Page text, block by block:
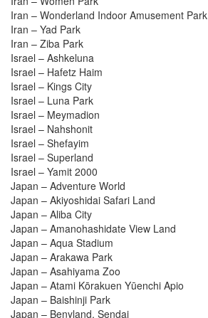
Iran – Wonderland Indoor Amusement Park
Iran – Yad Park
Iran – Ziba Park
Israel – Ashkeluna
Israel – Hafetz Haim
Israel – Kings City
Israel – Luna Park
Israel – Meymadion
Israel – Nahshonit
Israel – Shefayim
Israel – Superland
Israel – Yamit 2000
Japan – Adventure World
Japan – Akiyoshidai Safari Land
Japan – Aliba City
Japan – Amanohashidate View Land
Japan – Aqua Stadium
Japan – Arakawa Park
Japan – Asahiyama Zoo
Japan – Atami Kōrakuen Yūenchi Apio
Japan – Baishinji Park
Japan – Benyland, Sendai